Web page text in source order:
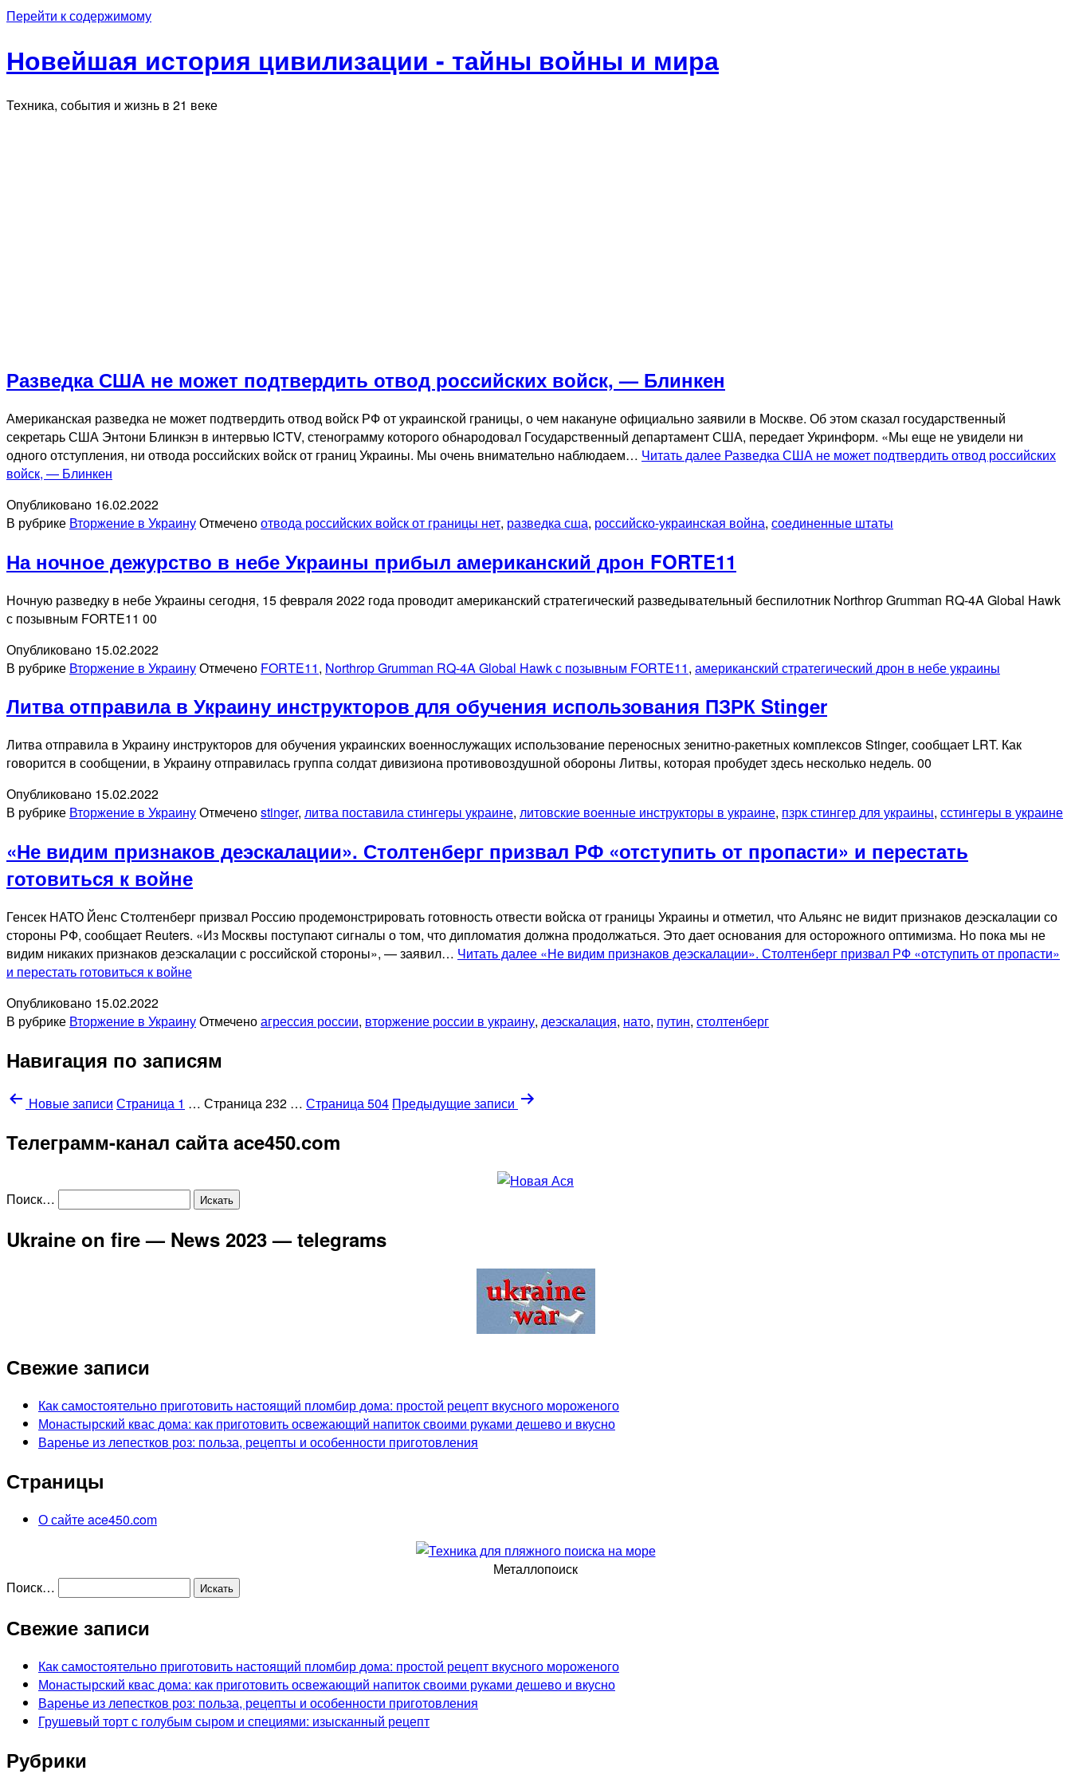
Перейти к содержимому
Новейшая история цивилизации - тайны войны и мира
Техника, события и жизнь в 21 веке
Разведка США не может подтвердить отвод российских войск, — Блинкен
Американская разведка не может подтвердить отвод войск РФ от украинской границы, о чем накануне официально заявили в Москве. Об этом сказал государственный
секретарь США Энтони Блинкэн в интервью ICTV, стенограмму которого обнародовал Государственный департамент США, передает Укринформ. «Мы еще не увидели ни
одного отступления, ни отвода российских войск от границ Украины. Мы очень внимательно наблюдаем… Читать далее Разведка США не может подтвердить отвод российских
войск, — Блинкен
Опубликовано 16.02.2022
В рубрике Вторжение в УкраинуОтмеченоотвода российских войск от границы нет, разведка сша, российско-украинская война, соединенные штаты
На ночное дежурство в небе Украины прибыл американский дрон FORTE11
Ночную разведку в небе Украины сегодня, 15 февраля 2022 года проводит американский стратегический разведывательный беспилотник Northrop Grumman RQ-4A Global Hawk
с позывным FORTE11 00
Опубликовано 15.02.2022
В рубрике Вторжение в УкраинуОтмечено FORTE11, Northrop Grumman RQ-4A Global Hawk с позывным FORTE11, американский стратегический дрон в небе украины
Литва отправила в Украину инструкторов для обучения использования ПЗРК Stinger
Литва отправила в Украину инструкторов для обучения украинских военнослужащих использование переносных зенитно-ракетных комплексов Stinger, сообщает LRT. Как
говорится в сообщении, в Украину отправилась группа солдат дивизиона противовоздушной обороны Литвы, которая пробудет здесь несколько недель. 00
Опубликовано 15.02.2022
В рубрике Вторжение в УкраинуОтмеченоstinger, литва поставила стингеры украине, литовские военные инструкторы в украине, пзрк стингер для украины, сстингеры в украине
«Не видим признаков деэскалации». Столтенберг призвал РФ «отступить от пропасти» и перестать
готовиться к войне
Генсек НАТО Йенс Столтенберг призвал Россию продемонстрировать готовность отвести войска от границы Украины и отметил, что Альянс не видит признаков деэскалации со
стороны РФ, сообщает Reuters. «Из Москвы поступают сигналы о том, что дипломатия должна продолжаться. Это дает основания для осторожного оптимизма. Но пока мы не
видим никаких признаков деэскалации с российской стороны», — заявил… Читать далее «Не видим признаков деэскалации». Столтенберг призвал РФ «отступить от пропасти»
и перестать готовиться к войне
Опубликовано 15.02.2022
В рубрике Вторжение в УкраинуОтмеченоагрессия россии, вторжение россии в украину, деэскалация, нато, путин, столтенберг
Навигация по записям
Новыезаписи Страница 1 … Страница 232 … Страница 504 Предыдущиезаписи
Телеграмм-канал сайта ace450.com
Поиск…
Ukraine on fire — News 2023 — telegrams
Свежие записи
Как самостоятельно приготовить настоящий пломбир дома: простой рецепт вкусного мороженого
Монастырский квас дома: как приготовить освежающий напиток своими руками дешево и вкусно
Варенье из лепестков роз: польза, рецепты и особенности приготовления
Страницы
О сайте ace450.com
Металлопоиск
Поиск…
Свежие записи
Как самостоятельно приготовить настоящий пломбир дома: простой рецепт вкусного мороженого
Монастырский квас дома: как приготовить освежающий напиток своими руками дешево и вкусно
Варенье из лепестков роз: польза, рецепты и особенности приготовления
Грушевый торт с голубым сыром и специями: изысканный рецепт
Рубрики